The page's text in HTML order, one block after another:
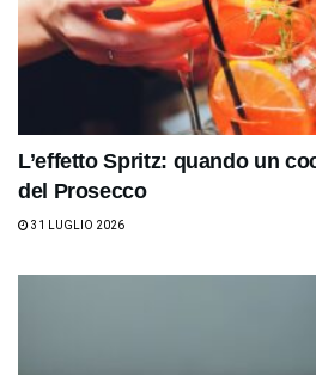
L’effetto Spritz: quando un
del Prosecco
31 LUGLIO 2026